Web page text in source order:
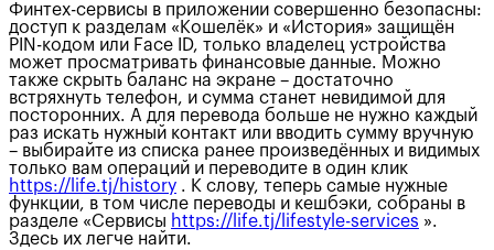
Финтех-сервисы в приложении совершенно безопасны:
доступ к разделам «Кошелёк» и «История» защищён
PIN-кодом или Face ID, только владелец устройства
может просматривать финансовые данные. Можно
также скрыть баланс на экране – достаточно
встряхнуть телефон, и сумма станет невидимой для
посторонних. А для перевода больше не нужно каждый
раз искать нужный контакт или вводить сумму вручную
– выбирайте из списка ранее произведённых и видимых
только вам операций и переводите в один клик
https://life.tj/history . К слову, теперь самые нужные
функции, в том числе переводы и кешбэки, собраны в
разделе «Сервисы https://life.tj/lifestyle-services ».
Здесь их легче найти.